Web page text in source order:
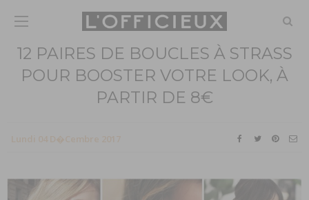
12 PAIRES DE BOUCLES À STRASS
POUR BOOSTER VOTRE LOOK, À
PARTIR DE 8€